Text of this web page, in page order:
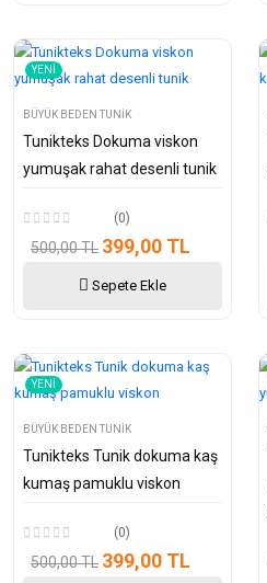
YENI
BÜYÜK BEDEN TUNIK
Tunikteks Dokuma viskon
yumuşak rahat desenli tunik
(0)
500,00 TL 399,00 TL
Sepete Ekle
YENI
BÜYÜK BEDEN TUNIK
Tunikteks Tunik dokuma kaş
kumaş pamuklu viskon
(0)
500,00 TL 399,00 TL